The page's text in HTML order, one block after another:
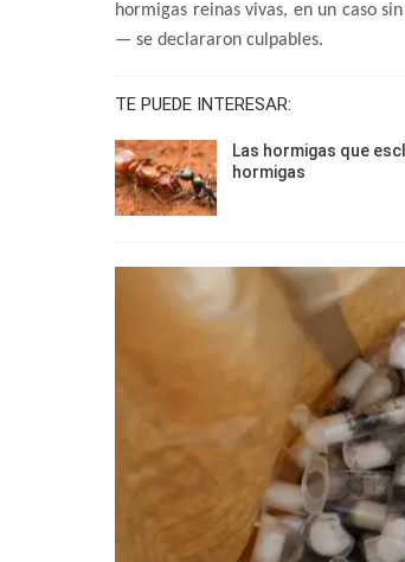
hormigas reinas vivas, en un caso
— se declararon culpables.
TE PUEDE INTERESAR:
Las hormigas que
hormigas